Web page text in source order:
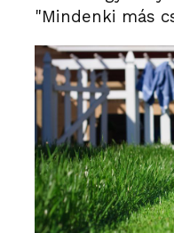
"Mindenki más